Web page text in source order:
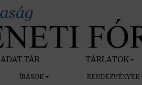
ADATTÁR TÁRLATOK
ÍRÁSOK RENDEZVÉNYEK